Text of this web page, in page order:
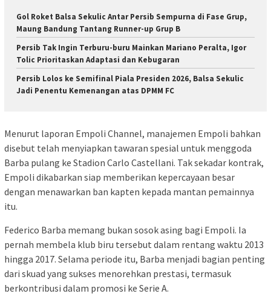
Gol Roket Balsa Sekulic Antar Persib Sempurna di Fase Grup,
Maung Bandung Tantang Runner-up Grup B
Persib Tak Ingin Terburu-buru Mainkan Mariano Peralta, Igor
Tolic Prioritaskan Adaptasi dan Kebugaran
Persib Lolos ke Semifinal Piala Presiden 2026, Balsa Sekulic
Jadi Penentu Kemenangan atas DPMM FC
Menurut laporan Empoli Channel, manajemen Empoli bahkan
disebut telah menyiapkan tawaran spesial untuk menggoda
Barba pulang ke Stadion Carlo Castellani. Tak sekadar kontrak,
Empoli dikabarkan siap memberikan kepercayaan besar
dengan menawarkan ban kapten kepada mantan pemainnya
itu.
Federico Barba memang bukan sosok asing bagi Empoli. Ia
pernah membela klub biru tersebut dalam rentang waktu 2013
hingga 2017. Selama periode itu, Barba menjadi bagian penting
dari skuad yang sukses menorehkan prestasi, termasuk
berkontribusi dalam promosi ke Serie A.